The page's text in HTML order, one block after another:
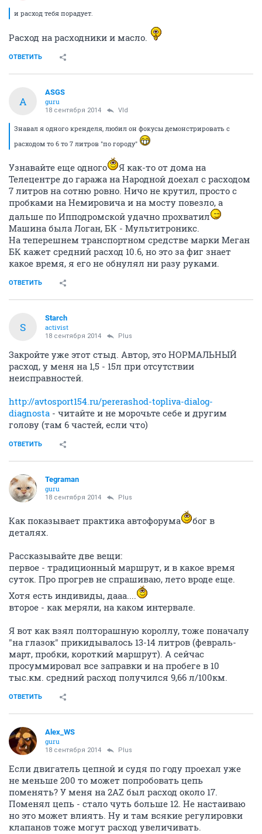
и расход тебя порадует.
Расход на расходники и масло.
ОТВЕТИТЬ
A
ASGS
guru
18 сентября 2014 Vld
Знавал я одного кренделя, любил он фокусы демонстрировать с
расходом то 6 то 7 литров "по городу"
Узнавайте еще одного
Я как-то от дома на
Телецентре до гаража на Народной доехал с расходом
7 литров на сотню ровно. Ничо не крутил, просто с
пробками на Немировича и на мосту повезло, а
дальше по Ипподромской удачно прохватил
Машина была Логан, БК - Мультитроникс.
На теперешнем транспортном средстве марки Меган
БК кажет средний расход 10.6, но это за фиг знает
какое время, я его не обнулял ни разу руками.
ОТВЕТИТЬ
S
Starch
activist
18 сентября 2014 Plus
Закройте уже этот стыд. Автор, это НОРМАЛЬНЫЙ
расход, у меня на 1,5 - 15л при отсутствии
неисправностей.
http://avtosport154.ru/pererashod-topliva-dialog-
diagnosta - читайте и не морочьте себе и другим
голову (там 6 частей, если что)
ОТВЕТИТЬ
Tegraman
guru
18 сентября 2014 Plus
Как показывает практика автофорума
бог в
деталях.
Рассказывайте две вещи:
первое - традиционный маршрут, и в какое время
суток. Про прогрев не спрашиваю, лето вроде еще.
Хотя есть индивиды, дааа....
второе - как меряли, на каком интервале.
Я вот как взял полторашную короллу, тоже поначалу
"на глазок" прикидывалось 13-14 литров (февраль-
март, пробки, короткий маршрут). А сейчас
просуммировал все заправки и на пробеге в 10
тыс.км. средний расход получился 9,66 л/100км.
ОТВЕТИТЬ
Alex_WS
guru
18 сентября 2014 Plus
Если двигатель цепной и судя по году проехал уже
не меньше 200 то может попробовать цепь
поменять? У меня на 2AZ был расход около 17.
Поменял цепь - стало чуть больше 12. Не настаиваю
но это может влиять. Ну и там всякие регулировки
клапанов тоже могут расход увеличивать.